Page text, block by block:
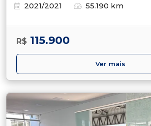
2021/2021
55.190 km
R$ 115.900
Ver mais